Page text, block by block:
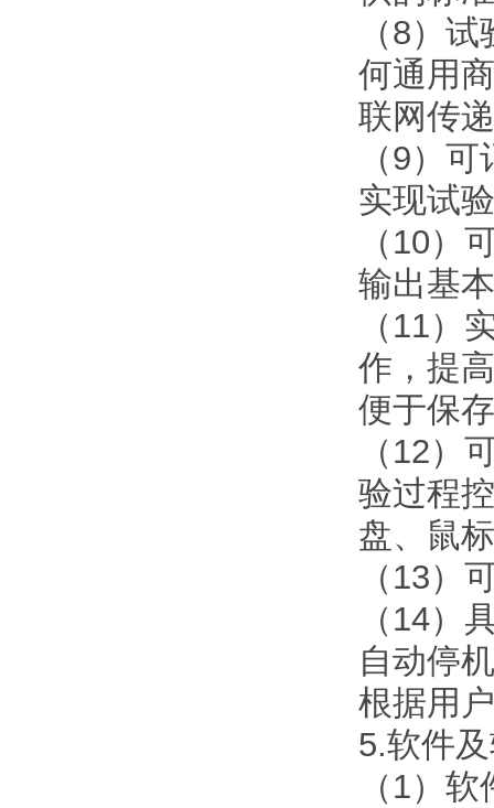
（8）
何通用
联网传
（9）
实现试
（10）
输出基
（11）
作，提
便于保
（12）
验过程
盘、鼠
（13）
（14）
自动停
根据用
5.软件
（1）